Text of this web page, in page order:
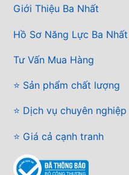
Giới Thiệu Ba Nhất
Hồ Sơ Năng Lực Ba Nhất
Tư Vấn Mua Hàng
⭐ Sản phẩm chất lượng
⭐ Dịch vụ chuyên nghiệp
⭐ Giá cả cạnh tranh